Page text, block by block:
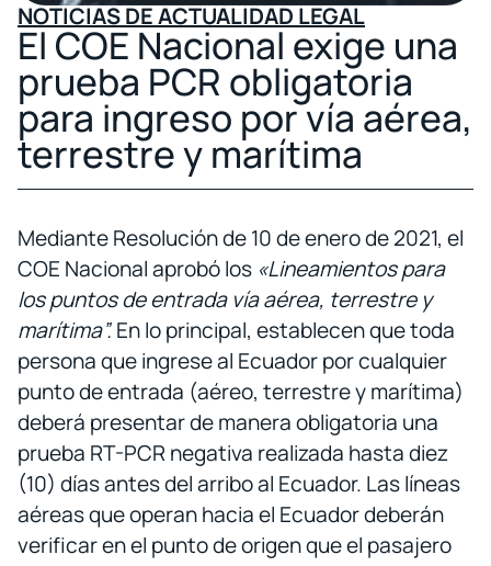
NOTICIAS DE ACTUALIDAD LEGAL
El COE Nacional exige una
prueba PCR obligatoria
para ingreso por vía aérea,
terrestre y marítima
Mediante Resolución de 10 de enero de 2021, el
COE Nacional aprobó los «Lineamientos para
los puntos de entrada vía aérea, terrestre y
marítima”.En lo principal, establecen que toda
persona que ingrese al Ecuador por cualquier
punto de entrada (aéreo, terrestre y marítima)
deberá presentar de manera obligatoria una
prueba RT-PCR negativa realizada hasta diez
(10) días antes del arribo al Ecuador. Las líneas
aéreas que operan hacia el Ecuador deberán
verificar en el punto de origen que el pasajero